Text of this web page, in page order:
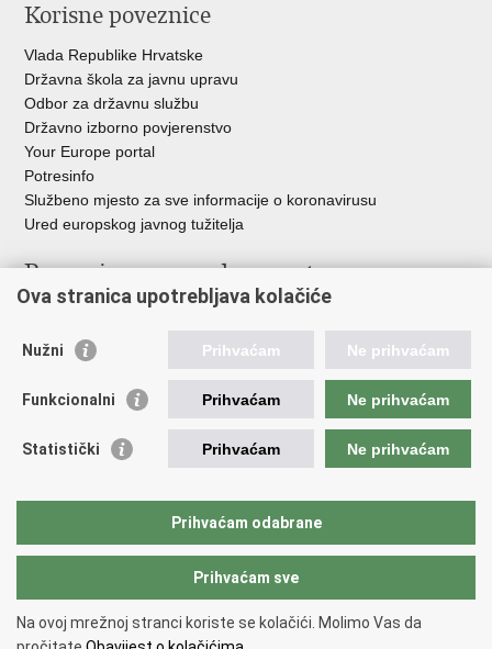
Korisne poveznice
Vlada Republike Hrvatske
Državna škola za javnu upravu
Odbor za državnu službu
Državno izborno povjerenstvo
Your Europe portal
Potresinfo
Službeno mjesto za sve informacije o koronavirusu
Ured europskog javnog tužitelja
Poveznice pravosudnog sustava
Državno odvjetništvo
Ured za suzbijanje korupcije i organiziranog kriminaliteta
Državnoodvjetničko vijeće
Hrvatska odvjetnička komora
Europski pravosudni portal
Copyright © 2026 Ministarstvo pravosuđa, uprave i digitalne
transformacije Republike Hrvatske.
Ova stranica upotrebljava kolačiće
Nužni Prihvaćam Ne prihvaćam
Funkcionalni Prihvaćam Ne prihvaćam
Statistički Prihvaćam Ne prihvaćam
Prihvaćam odabrane
Prihvaćam sve
Na ovoj mrežnoj stranci koriste se kolačići. Molimo Vas da